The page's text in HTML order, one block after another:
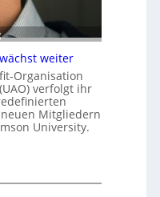
weiter
Organisation
verfolgt ihr
Mitgliedern
University.